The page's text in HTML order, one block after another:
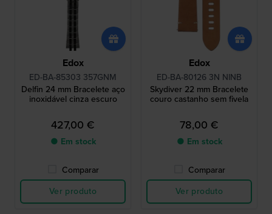
Edox
ED-BA-85303 357GNM
Delfin 24 mm Bracelete aço
inoxidável cinza escuro
427,00 €
● Em stock
Comparar
Ver produto
Edox
ED-BA-80126 3N NINB
Skydiver 22 mm Bracelete
couro castanho sem fivela
78,00 €
● Em stock
Comparar
Ver produto